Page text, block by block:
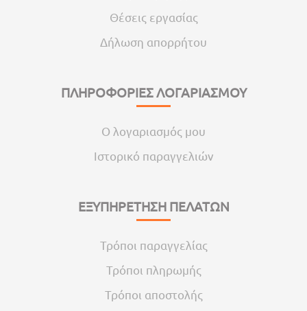
Θέσεις εργασίας
Δήλωση απορρήτου
ΠΛΗΡΟΦΟΡΙΕΣ ΛΟΓΑΡΙΑΣΜΟΥ
Ο λογαριασμός μου
Ιστορικό παραγγελιών
ΕΞΥΠΗΡΕΤΗΣΗ ΠΕΛΑΤΩΝ
Τρόποι παραγγελίας
Τρόποι πληρωμής
Τρόποι αποστολής